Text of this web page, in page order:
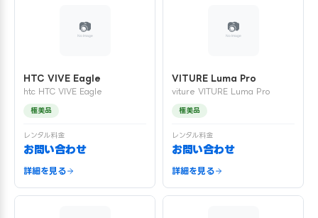
HTC VIVE Eagle
htc HTC VIVE Eagle
極美品
レンタル料金
お問い合わせ
詳細を見る
VITURE Luma Pro
viture VITURE Luma Pro
極美品
レンタル料金
お問い合わせ
詳細を見る